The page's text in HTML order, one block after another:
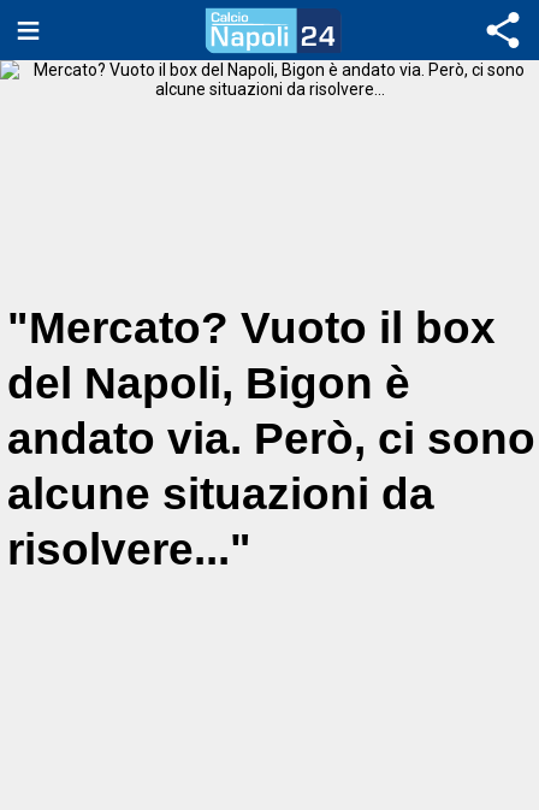
"Mercato? Vuoto il box
del Napoli, Bigon è
andato via. Però, ci sono
alcune situazioni da
risolvere..."